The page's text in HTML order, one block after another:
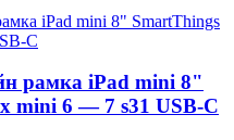
рамка iPad mini 8"
mini 6 — 7 s31 USB-C